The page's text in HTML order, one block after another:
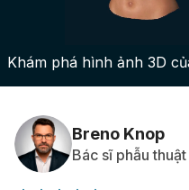
Nền tảng kinh doanh 3D
Gói
Đánh giá của bệnh
Khám phá hình ảnh 3D
Breno Knop
Bác sĩ phẫu